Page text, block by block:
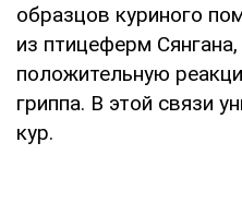
образцов куриного
из птицеферм
положительную
гриппа. В этой связи
кур.